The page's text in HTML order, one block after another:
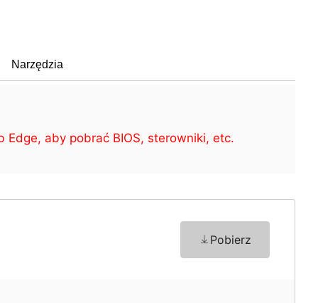
Narzędzia
Edge, aby pobrać BIOS, sterowniki, etc.
Pobierz